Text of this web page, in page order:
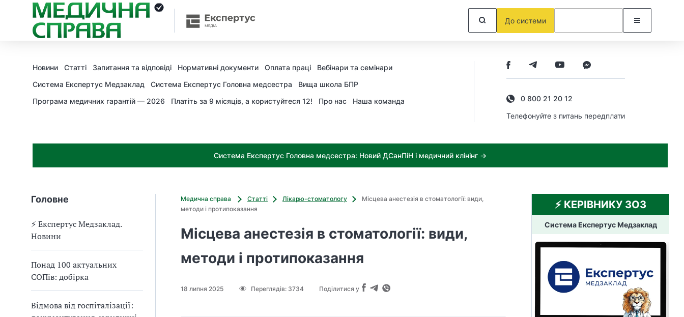
До системи
Новини Статті Запитання та відповіді Нормативні документи Оплата праці
Вебінари та семінари
Система Експертус Медзаклад
Система Експертус Головна медсестра
Вища школа БПР
Програма медичних гарантій — 2026
Платіть за 9 місяців, а користуйтеся 12! Про нас Наша команда
0 800 21 20 12
Телефонуйте з питань передплати
Система Експертус Головна медсестра: Новий ДСанПіН і медичний клінінг →
Головне
⚡️ Експертус Медзаклад.
Новини
Понад 100 актуальних
СОПів: добірка
Відмова від госпіталізації:
Медична справа Статті Лікарю-стоматологу
Місцева анестезія в стоматології: види,
методи і протипоказання
Місцева анестезія в стоматології: види,
методи і протипоказання
18 липня 2025 Переглядів: 3734 Поділитися у
⚡️ КЕРІВНИКУ ЗОЗ
Система Експертус Медзаклад